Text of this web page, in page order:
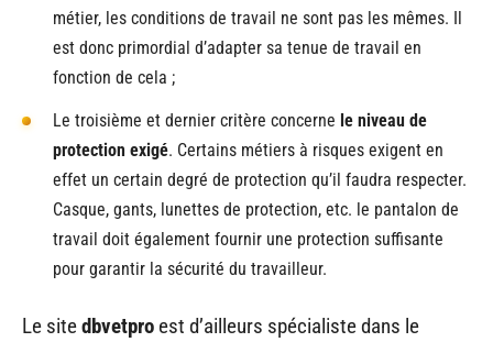
métier, les conditions de travail ne sont pas les mêmes. Il
est donc primordial d’adapter sa tenue de travail en
fonction de cela ;
Le troisième et dernier critère concerne le niveau de
protection exigé. Certains métiers à risques exigent en
effet un certain degré de protection qu’il faudra respecter.
Casque, gants, lunettes de protection, etc. le pantalon de
travail doit également fournir une protection suffisante
pour garantir la sécurité du travailleur.
Le sitedbvetpro est d’ailleurs spécialiste dans le